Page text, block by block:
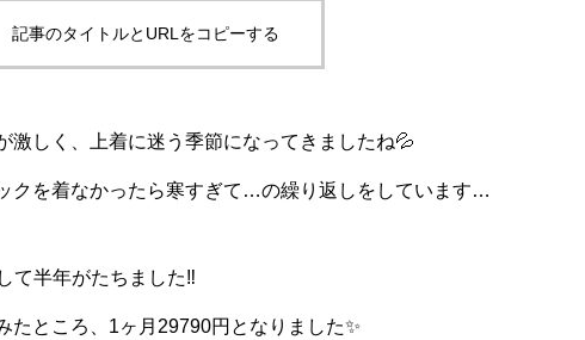
記事のタイトルとURLをコピーする
激しく、上着に迷う季節になってきましたね💦
クを着なかったら寒すぎて…の繰り返しをしています…
て半年がたちました‼
たところ、1ヶ月29790円となりました✨